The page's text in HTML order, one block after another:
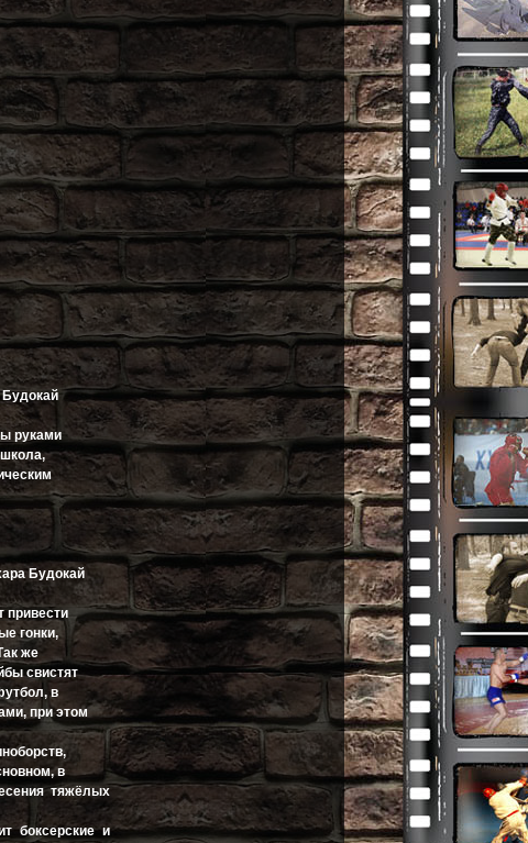
Будокай
руками
Будокай
привести
гонки,
же
свистят
в
при этом
в
тяжёлых
боксерские и